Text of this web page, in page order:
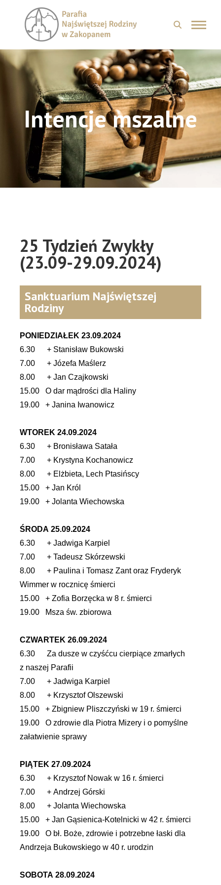
Intencje mszalne
25 Tydzień Zwykły
(23.09-29.09.2024)
Sanktuarium Najświętszej
Rodziny
PONIEDZIAŁEK 23.09.2024
6.30 + Stanisław Bukowski
7.00 + Józefa Maślerz
8.00 + Jan Czajkowski
15.00 O dar mądrości dla Haliny
19.00 + Janina Iwanowicz
WTOREK 24.09.2024
6.30 + Bronisława Satała
7.00 + Krystyna Kochanowicz
8.00 + Elżbieta, Lech Ptasińscy
15.00 + Jan Król
19.00 + Jolanta Wiechowska
ŚRODA 25.09.2024
6.30 + Jadwiga Karpiel
7.00 + Tadeusz Skórzewski
8.00 + Paulina i Tomasz Zant oraz Fryderyk
Wimmer w rocznicę śmierci
15.00 + Zofia Borzęcka w 8 r. śmierci
19.00 Msza św. zbiorowa
CZWARTEK 26.09.2024
6.30 Za dusze w czyśćcu cierpiące zmarłych
z naszej Parafii
7.00 + Jadwiga Karpiel
8.00 + Krzysztof Olszewski
15.00 + Zbigniew Pliszczyński w 19 r. śmierci
19.00 O zdrowie dla Piotra Mizery i o pomyślne
załatwienie sprawy
PIĄTEK 27.09.2024
6.30 + Krzysztof Nowak w 16 r. śmierci
7.00 + Andrzej Górski
8.00 + Jolanta Wiechowska
15.00 + Jan Gąsienica-Kotelnicki w 42 r. śmierci
19.00 O bł. Boże, zdrowie i potrzebne łaski dla
Andrzeja Bukowskiego w 40 r. urodzin
SOBOTA 28.09.2024